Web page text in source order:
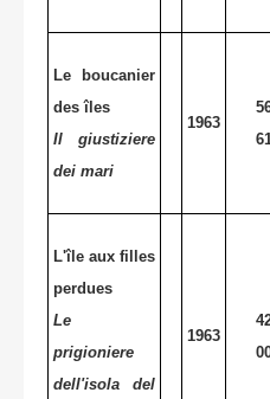
Le boucanier
des îles
Il giustiziere
dei mari
1963
L'île aux filles
perdues
Le
prigioniere
dell'isola del
1963